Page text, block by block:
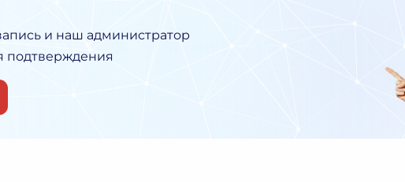
и наш администратор
подтверждения